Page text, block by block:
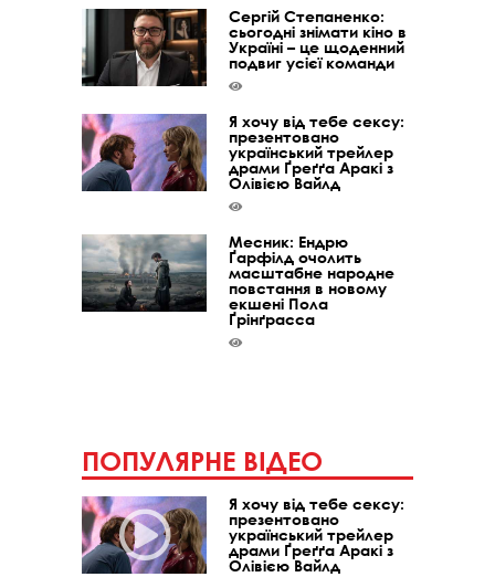
Сергій Степаненко:
сьогодні знімати кіно в
Україні – це щоденний
подвиг усієї команди
Я хочу від тебе сексу:
презентовано
український трейлер
драми Ґреґґа Аракі з
Олівією Вайлд
Месник: Ендрю
Ґарфілд очолить
масштабне народне
повстання в новому
екшені Пола
Ґрінґрасса
ПОПУЛЯРНЕ ВІДЕО
Я хочу від тебе сексу:
презентовано
український трейлер
драми Ґреґґа Аракі з
Олівією Вайлд